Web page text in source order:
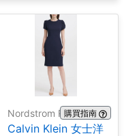
Nordstrom Rack購買指南
Calvin Klein 女士洋